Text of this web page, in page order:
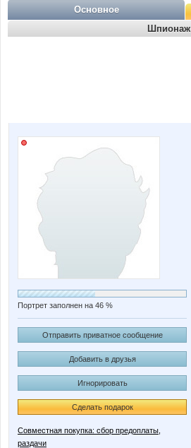
Основное
Шпионаж
Портрет заполнен на 46 %
Отправить приватное сообщение
Добавить в друзья
Игнорировать
Сделать подарок
Совместная покупка: сбор предоплаты,
раздачи